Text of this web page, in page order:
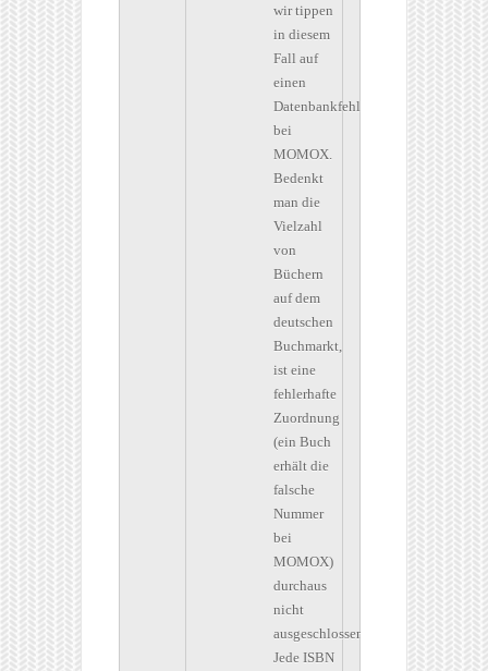
wir tippen
in diesem
Fall auf
einen
Datenbankfehler
bei
MOMOX.
Bedenkt
man die
Vielzahl
von
Büchern
auf dem
deutschen
Buchmarkt,
ist eine
fehlerhafte
Zuordnung
(ein Buch
erhält die
falsche
Nummer
bei
MOMOX)
durchaus
nicht
ausgeschlossen.
Jede ISBN